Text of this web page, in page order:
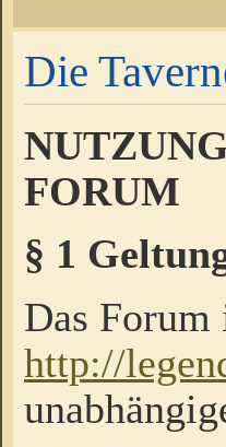
Die
FORUM
§ 1
Das Forum
http://